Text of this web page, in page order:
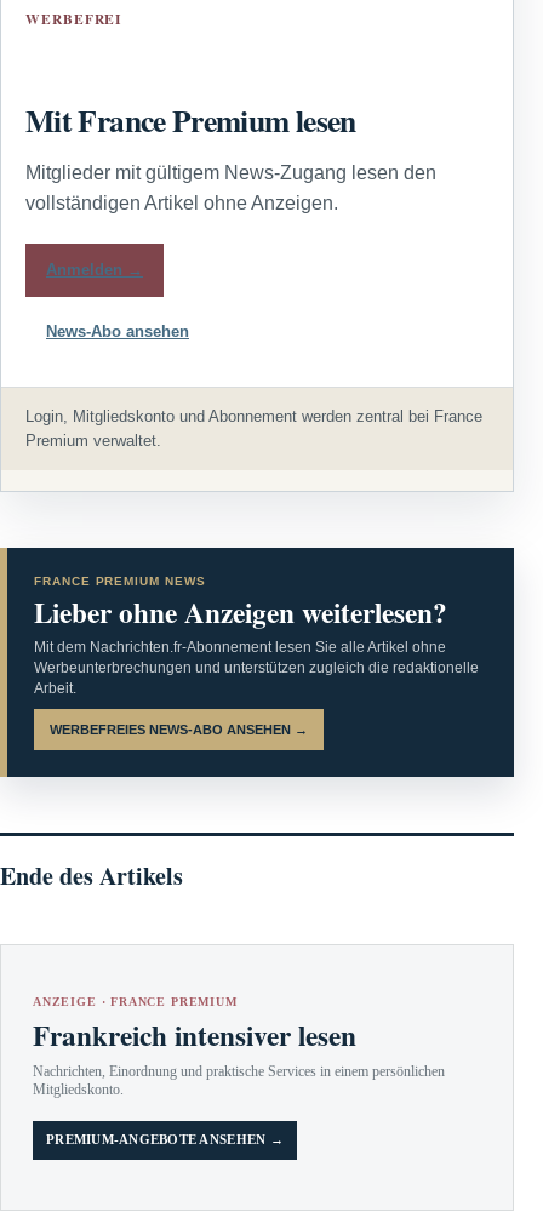
WERBEFREI
Mit France Premium lesen
Mitglieder mit gültigem News-Zugang lesen den
vollständigen Artikel ohne Anzeigen.
Anmelden →
News-Abo ansehen
Login, Mitgliedskonto und Abonnement werden zentral bei France
Premium verwaltet.
FRANCE PREMIUM NEWS
Lieber ohne Anzeigen weiterlesen?
Mit dem Nachrichten.fr-Abonnement lesen Sie alle Artikel ohne
Werbeunterbrechungen und unterstützen zugleich die redaktionelle
Arbeit.
WERBEFREIES NEWS-ABO ANSEHEN →
Ende des Artikels
ANZEIGE · FRANCE PREMIUM
Frankreich intensiver lesen
Nachrichten, Einordnung und praktische Services in einem persönlichen
Mitgliedskonto.
PREMIUM-ANGEBOTE ANSEHEN →